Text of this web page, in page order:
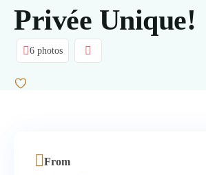
Privée Unique!
6 photos
From